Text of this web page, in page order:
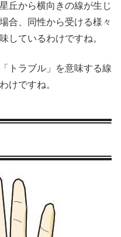
丘から横向きの線が生じ
合、同性から受ける様々
しているわけですね。
トラブル」を意味する線
けですね。